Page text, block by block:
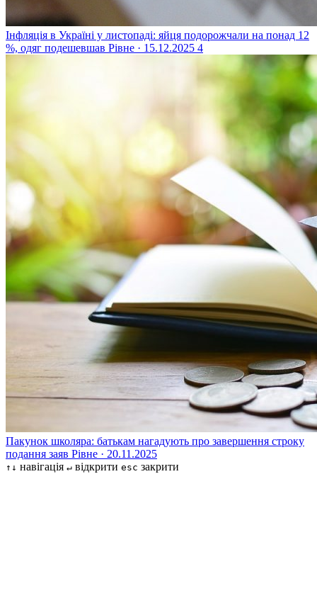
Інфляція в Україні у листопаді: яйця подорожчали на понад 12
%, одяг подешевшав Рівне · 15.12.2025 4
Пакунок школяра: батькам нагадують про завершення строку
подання заяв Рівне · 20.11.2025
↑↓ навігація ↵ відкрити esc закрити